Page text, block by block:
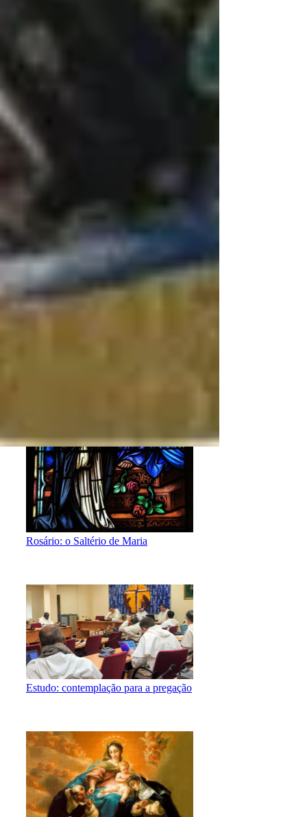
Espiritualidade Dominicana:
Rosário: o Saltério de Maria
Estudo: contemplação para a pregação